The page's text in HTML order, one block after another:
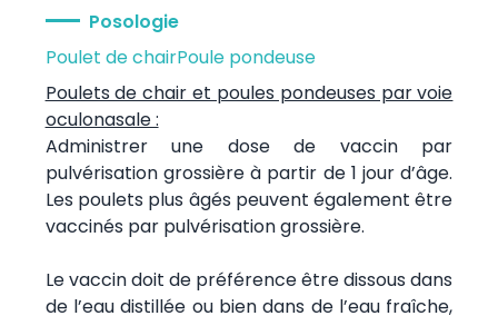
Posologie
Poulet de chairPoule pondeuse
Poulets de chair et poules pondeuses par voie
oculonasale :
Administrer une dose de vaccin par
pulvérisation grossière à partir de 1 jour d’âge.
Les poulets plus âgés peuvent également être
vaccinés par pulvérisation grossière.
Le vaccin doit de préférence être dissous dans
de l’eau distillée ou bien dans de l’eau fraîche,